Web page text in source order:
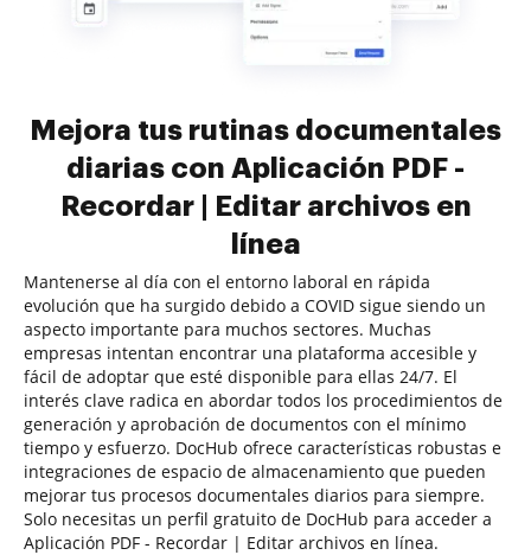
Mejora tus rutinas documentales
diarias con Aplicación PDF -
Recordar | Editar archivos en
línea
Mantenerse al día con el entorno laboral en rápida
evolución que ha surgido debido a COVID sigue siendo un
aspecto importante para muchos sectores. Muchas
empresas intentan encontrar una plataforma accesible y
fácil de adoptar que esté disponible para ellas 24/7. El
interés clave radica en abordar todos los procedimientos de
generación y aprobación de documentos con el mínimo
tiempo y esfuerzo. DocHub ofrece características robustas e
integraciones de espacio de almacenamiento que pueden
mejorar tus procesos documentales diarios para siempre.
Solo necesitas un perfil gratuito de DocHub para acceder a
Aplicación PDF - Recordar | Editar archivos en línea.